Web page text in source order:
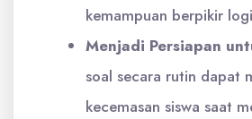
kemampuan berpikir
Menjadi Persiapan
soal secara rutin dapat
kecemasan siswa saat